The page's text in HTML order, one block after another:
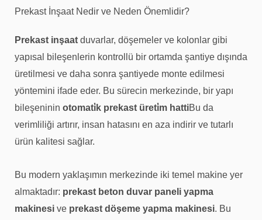
Prekast İnşaat Nedir ve Neden Önemlidir?
Prekast inşaat duvarlar, döşemeler ve kolonlar gibi
yapısal bileşenlerin kontrollü bir ortamda şantiye dışında
üretilmesi ve daha sonra şantiyede monte edilmesi
yöntemini ifade eder. Bu sürecin merkezinde, bir yapı
bileşeninin otomati̇k prekast üreti̇m hattiBu da
verimliliği artırır, insan hatasını en aza indirir ve tutarlı
ürün kalitesi sağlar.
Bu modern yaklaşımın merkezinde iki temel makine yer
almaktadır: prekast beton duvar paneli yapma
makinesi ve prekast döşeme yapma makinesi. Bu